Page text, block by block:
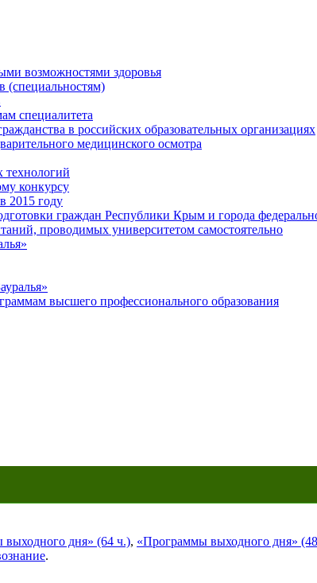
возможностями здоровья
(специальностям)
специалитета
в российских образовательных организациях
медицинского осмотра
технологий
конкурсу
2015 году
граждан Республики Крым и города
проводимых университетом самостоятельно
высшего профессионального образования
дня» (64 ч.), «Программы выходного дня»
.